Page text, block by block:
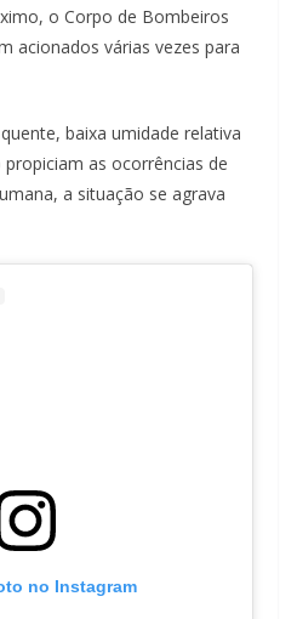
o Corpo de Bombeiros
acionados várias vezes para
baixa umidade relativa
as ocorrências de
a situação se agrava
no Instagram